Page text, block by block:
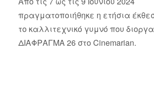
πραγματοποιήθηκε η ετήσια
το καλλιτεχνικό γυμνό που
ΔΙΑΦΡΑΓΜΑ 26 στο Cinemarian.